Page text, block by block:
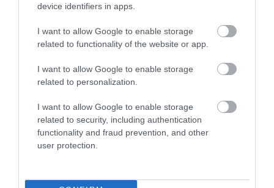
device identifiers in apps.
I want to allow Google to enable storage
related to functionality of the website or app.
I want to allow Google to enable storage
related to personalization.
I want to allow Google to enable storage
related to security, including authentication
functionality and fraud prevention, and other
user protection.
ÚJ MAGYAR KÜLÜGYI STRATÉGIA KÉSZÜL,
TELJES SZAKÍTÁS JÖN A...
TATA ELBŰVÖLŐ LÁTVÁNYOSSÁGAI,